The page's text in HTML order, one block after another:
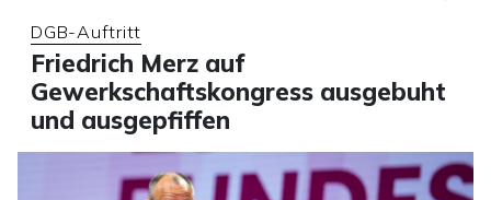
DGB-Auftritt
Friedrich Merz auf
Gewerkschaftskongress ausgebuht
und ausgepfiffen